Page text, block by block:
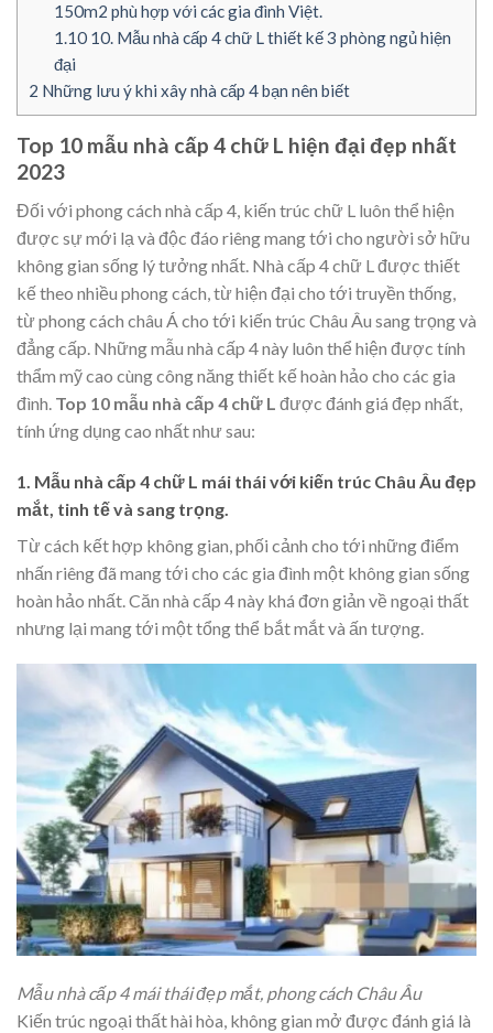
150m2 phù hợp với các gia đình Việt.
1.1010. Mẫu nhà cấp 4 chữ L thiết kế 3 phòng ngủ hiện
đại
2 Những lưu ý khi xây nhà cấp 4 bạn nên biết
Top 10 mẫu nhà cấp 4 chữ L hiện đại đẹp nhất
2023
Đối với phong cách nhà cấp 4, kiến trúc chữ L luôn thể hiện
được sự mới lạ và độc đáo riêng mang tới cho người sở hữu
không gian sống lý tưởng nhất. Nhà cấp 4 chữ L được thiết
kế theo nhiều phong cách, từ hiện đại cho tới truyền thống,
từ phong cách châu Á cho tới kiến trúc Châu Âu sang trọng và
đẳng cấp. Những mẫu nhà cấp 4 này luôn thể hiện được tính
thẩm mỹ cao cùng công năng thiết kế hoàn hảo cho các gia
đình. Top 10 mẫu nhà cấp 4 chữ L được đánh giá đẹp nhất,
tính ứng dụng cao nhất như sau:
1. Mẫu nhà cấp 4 chữ L mái thái với kiến trúc Châu Âu đẹp
mắt, tinh tế và sang trọng.
Từ cách kết hợp không gian, phối cảnh cho tới những điểm
nhấn riêng đã mang tới cho các gia đình một không gian sống
hoàn hảo nhất. Căn nhà cấp 4 này khá đơn giản về ngoại thất
nhưng lại mang tới một tổng thể bắt mắt và ấn tượng.
Mẫu nhà cấp 4 mái thái đẹp mắt, phong cách Châu Âu
Kiến trúc ngoại thất hài hòa, không gian mở được đánh giá là